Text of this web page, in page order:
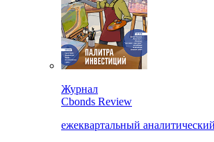
Журнал
Cbonds Review
ежеквартальный